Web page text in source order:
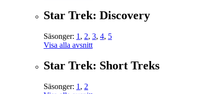
Star Trek: Discovery
Säsonger: 1 , 2, 3, 4, 5
Visa alla avsnitt
Star Trek: Short Treks
Säsonger: 1 , 2